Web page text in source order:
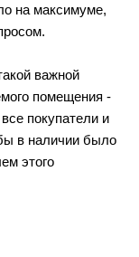
на максимуме,
важной
помещения -
покупатели и
в наличии было
этого